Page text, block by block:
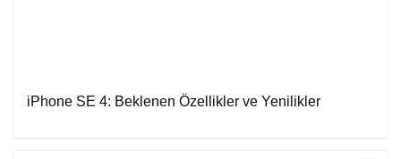
iPhone SE 4: Beklenen Özellikler ve Yenilikler